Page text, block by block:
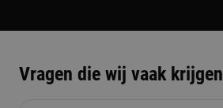
Vragen die wij vaak krijgen